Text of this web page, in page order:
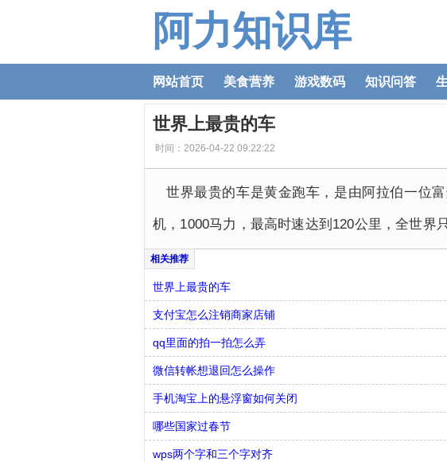
阿力知识库
网站首页 美食营养 游戏数码 知识问答
世界上最贵的车
时间：2026-04-22 09:22:22
世界最贵的车是黄金跑车，是由阿拉伯一位
机，1000马力，最高时速达到120公里，全世界
世界上最贵的车
支付宝怎么注销商家店铺
qq里面的拍一拍怎么弄
微信转帐想退回怎么操作
手机淘宝上的悬浮窗如何关闭
哪些国家过春节
wps两个字和三个字对齐